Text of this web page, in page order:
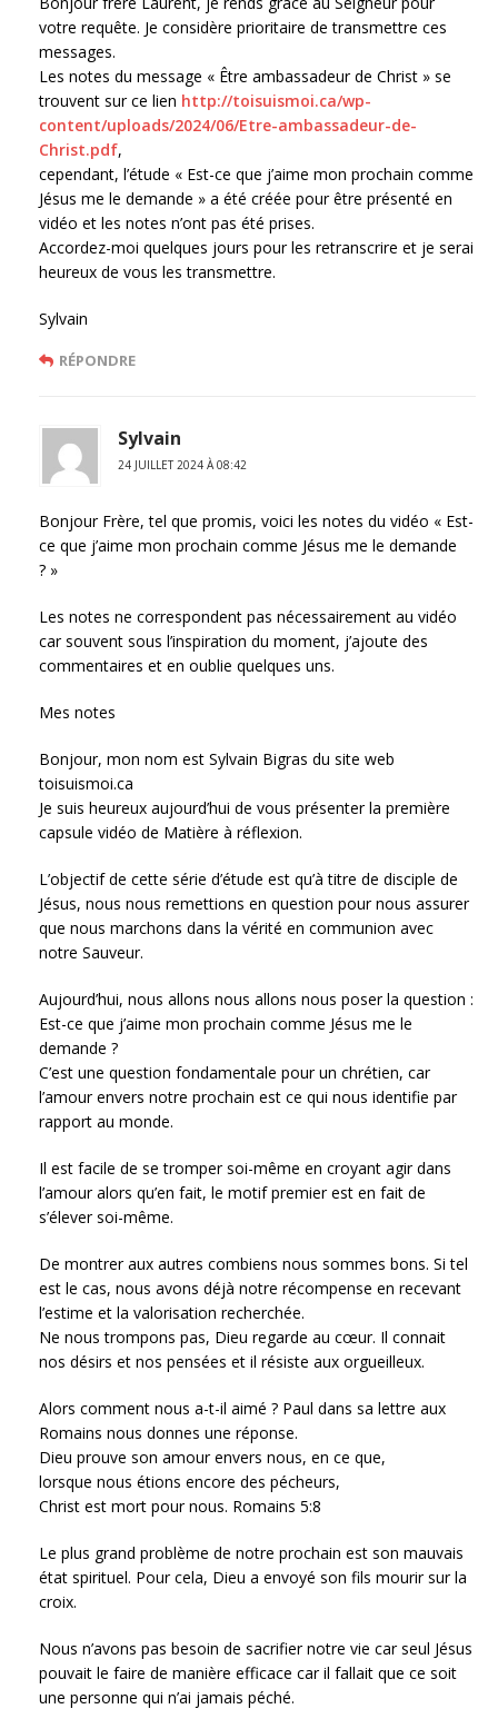
votre requête. Je considère prioritaire de transmettre ces
messages.
Les notes du message « Être ambassadeur de Christ » se
trouvent sur ce lien http://toisuismoi.ca/wp-
content/uploads/2024/06/Etre-ambassadeur-de-
Christ.pdf,
cependant, l’étude « Est-ce que j’aime mon prochain comme
Jésus me le demande » a été créée pour être présenté en
vidéo et les notes n’ont pas été prises.
Accordez-moi quelques jours pour les retranscrire et je serai
heureux de vous les transmettre.
Sylvain
RÉPONDRE
Sylvain
24 JUILLET 2024 À 08:42
Bonjour Frère, tel que promis, voici les notes du vidéo « Est-
ce que j’aime mon prochain comme Jésus me le demande
? »
Les notes ne correspondent pas nécessairement au vidéo
car souvent sous l’inspiration du moment, j’ajoute des
commentaires et en oublie quelques uns.
Mes notes
Bonjour, mon nom est Sylvain Bigras du site web
toisuismoi.ca
Je suis heureux aujourd’hui de vous présenter la première
capsule vidéo de Matière à réflexion.
L’objectif de cette série d’étude est qu’à titre de disciple de
Jésus, nous nous remettions en question pour nous assurer
que nous marchons dans la vérité en communion avec
notre Sauveur.
Aujourd’hui, nous allons nous allons nous poser la question :
Est-ce que j’aime mon prochain comme Jésus me le
demande ?
C’est une question fondamentale pour un chrétien, car
l’amour envers notre prochain est ce qui nous identifie par
rapport au monde.
Il est facile de se tromper soi-même en croyant agir dans
l’amour alors qu’en fait, le motif premier est en fait de
s’élever soi-même.
De montrer aux autres combiens nous sommes bons. Si tel
est le cas, nous avons déjà notre récompense en recevant
l’estime et la valorisation recherchée.
Ne nous trompons pas, Dieu regarde au cœur. Il connait
nos désirs et nos pensées et il résiste aux orgueilleux.
Alors comment nous a-t-il aimé ? Paul dans sa lettre aux
Romains nous donnes une réponse.
Dieu prouve son amour envers nous, en ce que,
lorsque nous étions encore des pécheurs,
Christ est mort pour nous. Romains 5:8
Le plus grand problème de notre prochain est son mauvais
état spirituel. Pour cela, Dieu a envoyé son fils mourir sur la
croix.
Nous n’avons pas besoin de sacrifier notre vie car seul Jésus
pouvait le faire de manière efficace car il fallait que ce soit
une personne qui n’ai jamais péché.